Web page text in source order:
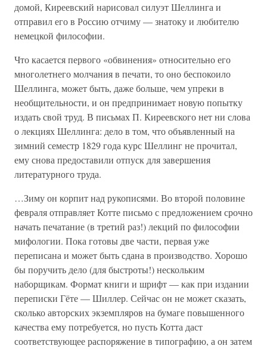
домой, Киреевский нарисовал силуэт Шеллинга и
отправил его в Россию отчиму — знатоку и любителю
немецкой философии.
Что касается первого «обвинения» относительно его
многолетнего молчания в печати, то оно беспокоило
Шеллинга, может быть, даже больше, чем упреки в
необщительности, и он предпринимает новую попытку
издать свой труд. В письмах П. Киреевского нет ни слова
о лекциях Шеллинга: дело в том, что объявленный на
зимний семестр 1829 года курс Шеллинг не прочитал,
ему снова предоставили отпуск для завершения
литературного труда.
…Зиму он корпит над рукописями. Во второй половине
февраля отправляет Котте письмо с предложением срочно
начать печатание (в третий раз!) лекций по философии
мифологии. Пока готовы две части, первая уже
переписана и может быть сдана в производство. Хорошо
бы поручить дело (для быстроты!) нескольким
наборщикам. Формат книги и шрифт — как при издании
переписки Гёте — Шиллер. Сейчас он не может сказать,
сколько авторских экземпляров на бумаге повышенного
качества ему потребуется, но пусть Котта даст
соответствующее распоряжение в типографию, а он затем